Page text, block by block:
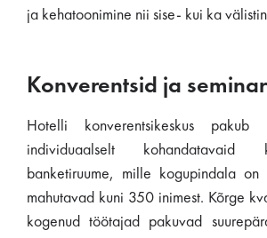
ja kehatoonimine nii sise- kui ka
Konverentsid ja
Hotelli konverentsikeskus pakub
individuaalselt kohandatavaid
banketiruume, mille kogupindala
mahutavad kuni 350 inimest. Kõrge
kogenud töötajad pakuvad